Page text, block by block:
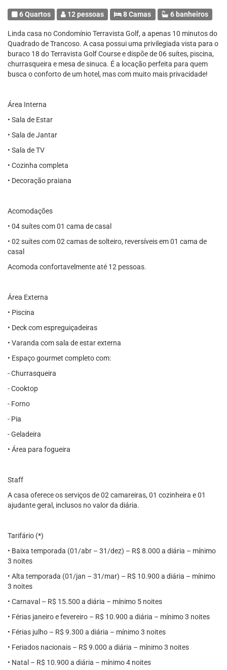
6 Quartos 12 pessoas 8 Camas 6 banheiros
Linda casa no Condomínio Terravista Golf, a apenas 10 minutos do
Quadrado de Trancoso. A casa possui uma privilegiada vista para o
buraco 18 do Terravista Golf Course e dispõe de 06 suítes, piscina,
churrasqueira e mesa de sinuca. É a locação perfeita para quem
busca o conforto de um hotel, mas com muito mais privacidade!
Área Interna
• Sala de Estar
• Sala de Jantar
• Sala de TV
• Cozinha completa
• Decoração praiana
Acomodações
• 04 suítes com 01 cama de casal
• 02 suítes com 02 camas de solteiro, reversíveis em 01 cama de
casal
Acomoda confortavelmente até 12 pessoas.
Área Externa
• Piscina
• Deck com espreguiçadeiras
• Varanda com sala de estar externa
• Espaço gourmet completo com:
- Churrasqueira
- Cooktop
- Forno
- Pia
- Geladeira
• Área para fogueira
Staff
A casa oferece os serviços de 02 camareiras, 01 cozinheira e 01
ajudante geral, inclusos no valor da diária.
Tarifário (*)
• Baixa temporada (01/abr – 31/dez) – R$ 8.000 a diária – mínimo
3 noites
• Alta temporada (01/jan – 31/mar) – R$ 10.900 a diária – mínimo
3 noites
• Carnaval – R$ 15.500 a diária – mínimo 5 noites
• Férias janeiro e fevereiro – R$ 10.900 a diária – mínimo 3 noites
• Férias julho – R$ 9.300 a diária – mínimo 3 noites
• Feriados nacionais – R$ 9.000 a diária – mínimo 3 noites
• Natal – R$ 10.900 a diária – mínimo 4 noites